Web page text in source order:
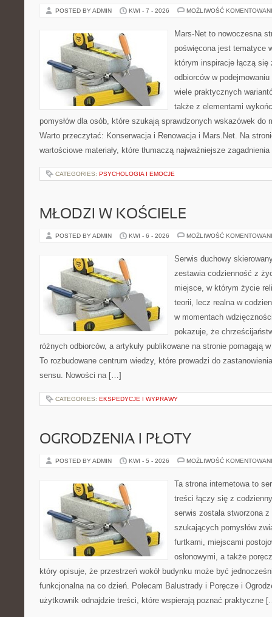
POSTED BY ADMIN KWI - 7 - 2026 MOŻLIWOŚĆ
Mars-Net to nowoczesna
poświęcona jest tematyce
którym inspiracje łączą
odbiorców w
wiele praktycznych
także z elementami
pomysłów dla osób, które szukają sprawdzonych wskazówek do
Warto przeczytać: Konserwacja i Renowacja i Mars.Net. Na
wartościowe materiały, które tłumaczą najważniejsze
CATEGORIES: PSYCHOLOGIA I EMOCJE
MŁODZI W KOŚCIELE
POSTED BY ADMIN KWI - 6 - 2026 MOŻLIWOŚĆ
Serwis duchowy
zestawia codzienność z
miejsce, w którym życie
teorii, lecz realna w
w momentach
pokazuje, że
różnych odbiorców, a artykuły publikowane na stronie pomagają
To rozbudowane centrum wiedzy, które prowadzi do
sensu. Nowości na […]
CATEGORIES: EKSPEDYCJE I WYPRAWY
OGRODZENIA I PŁOTY
POSTED BY ADMIN KWI - 5 - 2026 MOŻLIWOŚĆ
Ta strona internetowa to
treści łączy się z
serwis została stworzona
szukających pomysłów
furtkami, miejscami
osłonowymi, a także
który opisuje, że przestrzeń wokół budynku może być
funkcjonalna na co dzień. Polecam Balustrady i Poręcze i
użytkownik odnajdzie treści, które wspierają poznać praktyczne